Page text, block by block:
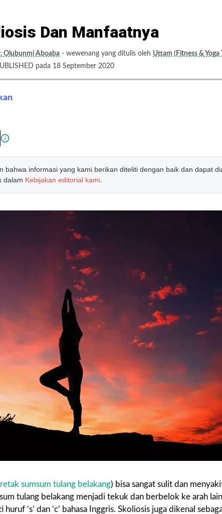
Dan Manfaatnya
Olubunmi Aboaba - wewenang yang ditulis oleh Uttam (Fitness & Yoga
pada 18 September 2020
bahwa informasi yang kami berikan diteliti dengan baik dan dapat
dalam Kebijakan editorial kami
retak sumsum tulang belakang) bisa sangat sulit dan
tulang belakang menjadi tekuk dan berbelok ke arah
‘s’ dan ‘c’ bahasa Inggris. Skoliosis juga dikenal